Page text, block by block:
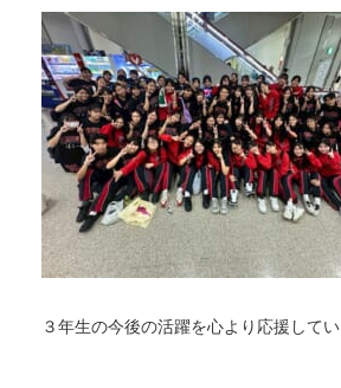
３年生の今後の活躍を心より応援してい